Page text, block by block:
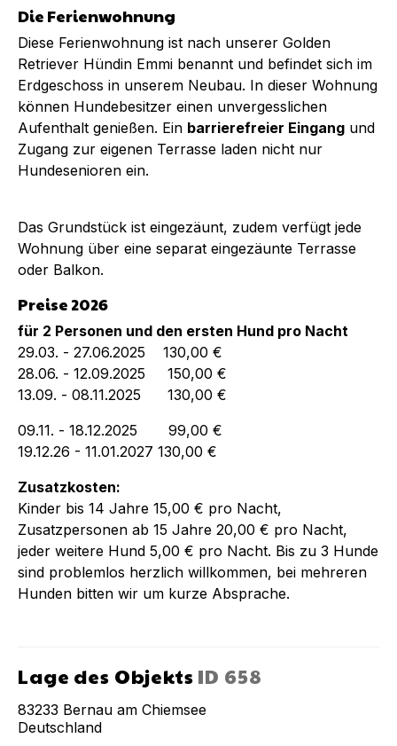
Die Ferienwohnung
Diese Ferienwohnung ist nach unserer Golden
Retriever Hündin Emmi benannt und befindet sich im
Erdgeschoss in unserem Neubau. In dieser Wohnung
können Hundebesitzer einen unvergesslichen
Aufenthalt genießen. Ein barrierefreier Eingang und
Zugang zur eigenen Terrasse laden nicht nur
Hundesenioren ein.
Das Grundstück ist eingezäunt, zudem verfügt jede
Wohnung über eine separat eingezäunte Terrasse
oder Balkon.
Preise 2026
für 2 Personen und den ersten Hund pro Nacht
29.03. - 27.06.2025 130,00 €
28.06. - 12.09.2025 150,00 €
13.09. - 08.11.2025 130,00 €
09.11. - 18.12.2025 99,00 €
19.12.26 - 11.01.2027 130,00 €
Zusatzkosten:
Kinder bis 14 Jahre 15,00 € pro Nacht,
Zusatzpersonen ab 15 Jahre 20,00 € pro Nacht,
jeder weitere Hund 5,00 € pro Nacht. Bis zu 3 Hunde
sind problemlos herzlich willkommen, bei mehreren
Hunden bitten wir um kurze Absprache.
Lage des Objekts ID 658
83233 Bernau am Chiemsee
Deutschland